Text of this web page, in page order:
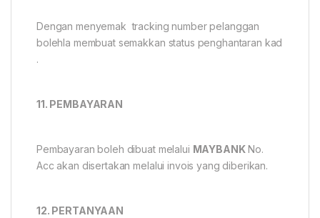
Dengan menyemak tracking number pelanggan
bolehla membuat semakkan status penghantaran kad
.
11. PEMBAYARAN
Pembayaran boleh dibuat melalui MAYBANKNo.
Acc akan disertakan melalui invois yang diberikan.
12. PERTANYAAN